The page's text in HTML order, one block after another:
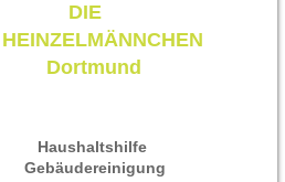
DIE
HEINZELMÄNNCHEN
Dortmund
Haushaltshilfe
Gebäudereinigung